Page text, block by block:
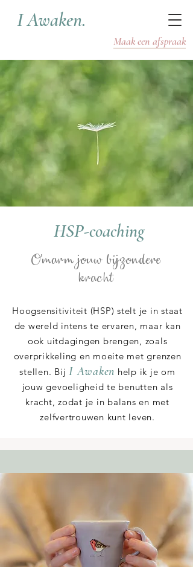
I Awaken.
Maak een afspraak
HSP-coaching
Omarm jouw bijzondere
kracht
Hoogsensitiviteit (HSP) stelt je in staat
de wereld intens te ervaren, maar kan
ook uitdagingen brengen, zoals
overprikkeling en moeite met grenzen
stellen. Bij I Awaken help ik je om
jouw gevoeligheid te benutten als
kracht, zodat je in balans en met
zelfvertrouwen kunt leven.